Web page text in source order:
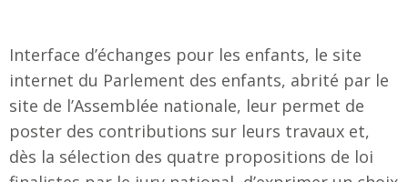
Interface d’échanges pour les enfants, le site
internet du Parlement des enfants, abrité par le
site de l’Assemblée nationale, leur permet de
poster des contributions sur leurs travaux et,
dès la sélection des quatre propositions de loi